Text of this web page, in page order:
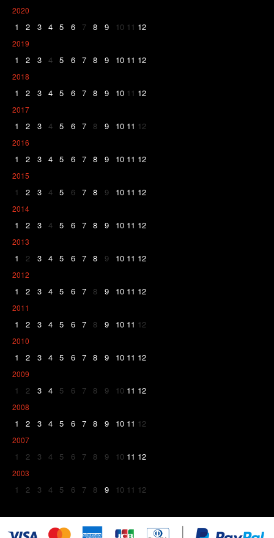
2020
1 2 3 4 5 6 7 8 9 10 11 12
2019
1 2 3 4 5 6 7 8 9 10 11 12
2018
1 2 3 4 5 6 7 8 9 10 11 12
2017
1 2 3 4 5 6 7 8 9 10 11 12
2016
1 2 3 4 5 6 7 8 9 10 11 12
2015
1 2 3 4 5 6 7 8 9 10 11 12
2014
1 2 3 4 5 6 7 8 9 10 11 12
2013
1 2 3 4 5 6 7 8 9 10 11 12
2012
1 2 3 4 5 6 7 8 9 10 11 12
2011
1 2 3 4 5 6 7 8 9 10 11 12
2010
1 2 3 4 5 6 7 8 9 10 11 12
2009
1 2 3 4 5 6 7 8 9 10 11 12
2008
1 2 3 4 5 6 7 8 9 10 11 12
2007
1 2 3 4 5 6 7 8 9 10 11 12
2003
1 2 3 4 5 6 7 8 9 10 11 12